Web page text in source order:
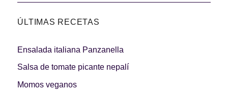
ÚLTIMAS RECETAS
Ensalada italiana Panzanella
Salsa de tomate picante nepalí
Momos veganos